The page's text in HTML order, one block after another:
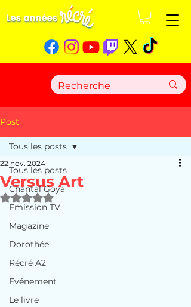
Post
Tous les posts
Chantal Goya
Emission TV
Magazine
Dorothée
Récré A2
Evénement
Le livre
Tous les posts
Versus Art
22 nov. 2024
Noté NaN étoiles sur 5.